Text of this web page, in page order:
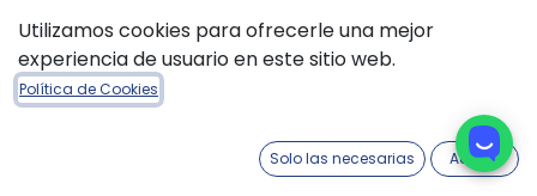
Utilizamos cookies para ofrecerle una mejor
experiencia de usuario en este sitio web.
Política de Cookies
Solo las necesarias Acepto